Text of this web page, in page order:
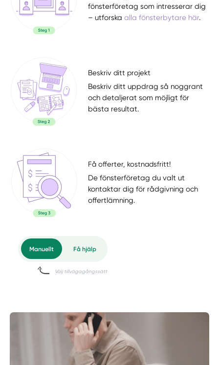
fönsterföretag som intresserar dig
– utforskaalla fönsterbytare här.
Beskriv ditt projekt
Beskriv ditt uppdrag så noggrant
och detaljerat som möjligt för
bästa resultat.
Få offerter, kostnadsfritt!
De fönsterföretag du valt ut
kontaktar dig för rådgivning och
offertlämning.